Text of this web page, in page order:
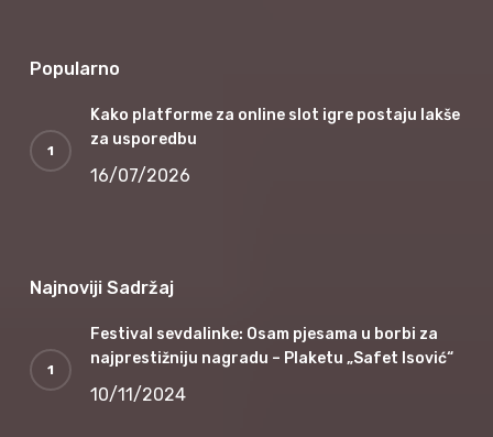
Popularno
Kako platforme za online slot igre postaju lakše
za usporedbu
16/07/2026
Najnoviji Sadržaj
Festival sevdalinke: Osam pjesama u borbi za
najprestižniju nagradu – Plaketu „Safet Isović“
10/11/2024